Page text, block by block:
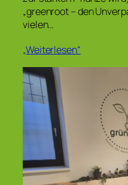
„greenroot – den
vielen…
„Weiterlesen“